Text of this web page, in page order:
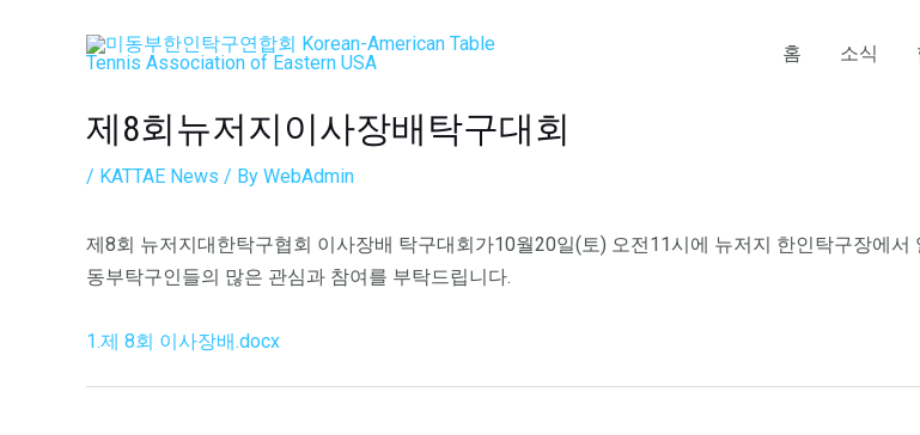
홈 소식
제8회뉴저지이사장배탁구대회
/ KATTAE News / By WebAdmin
제8회 뉴저지대한탁구협회 이사장배 탁구대회가10월20일(토) 오전11시에 뉴저지 한인탁구장에서
동부탁구인들의 많은 관심과 참여를 부탁드립니다.
1.제 8회 이사장배.docx
navigation